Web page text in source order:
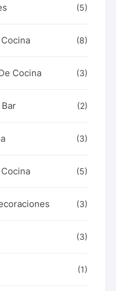
(5)
(8)
Cocina (3)
(2)
(3)
(5)
(3)
(3)
(1)